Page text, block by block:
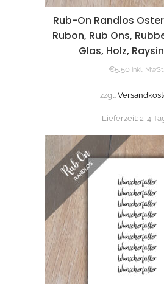
Rub-On Randlos
Rubon, Rub Ons,
Glas, Holz,
€5,50 inkl. MwSt.
zzgl.
Lieferzeit: 2-4